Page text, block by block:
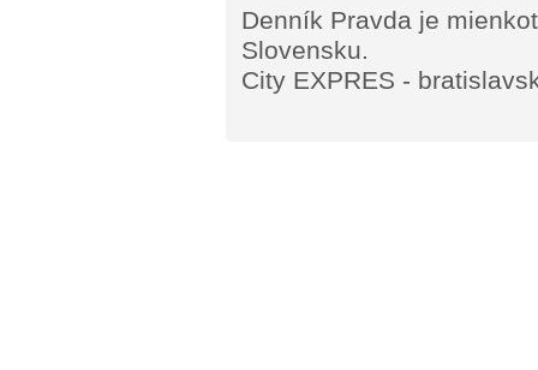
Denník Pravda je
Slovensku.
City EXPRES -